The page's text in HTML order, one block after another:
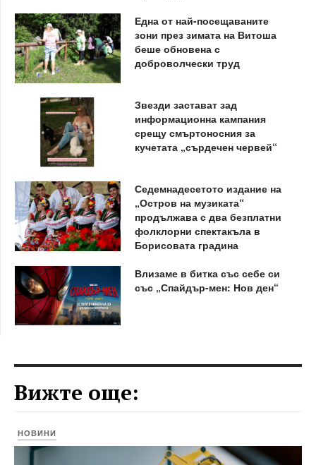
Една от най-посещаваните
зони през зимата на Витоша
беше обновена с
доброволчески труд
Звезди застават зад
информационна кампания
срещу смъртоносния за
кучетата „сърдечен червей“
Седемнадесетото издание на
„Остров на музиката“
продължава с два безплатни
фолклорни спектакъла в
Борисовата градина
Влизаме в битка със себе си
със „Спайдър-мен: Нов ден“
Вижте още:
НОВИНИ